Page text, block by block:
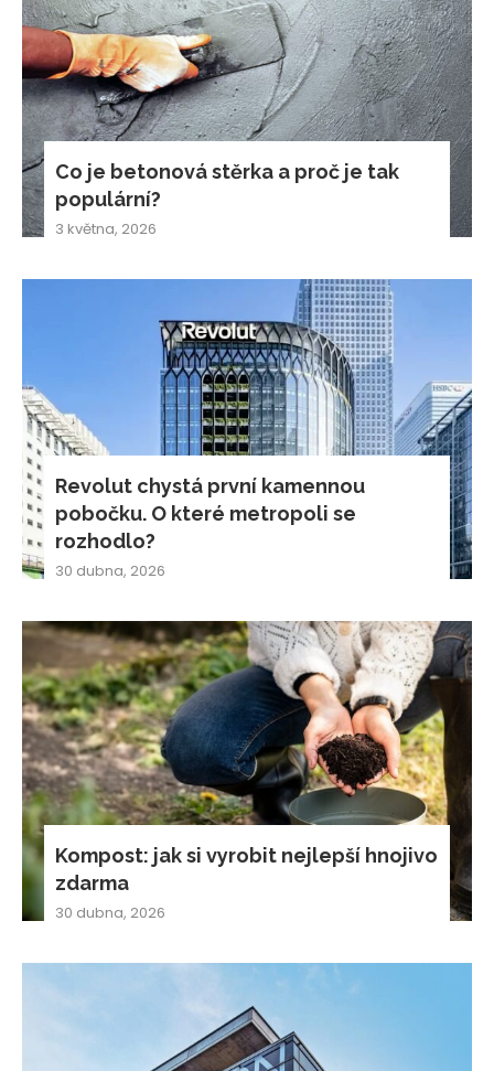
Co je betonová stěrka a proč je tak
populární?
3 května, 2026
Revolut chystá první kamennou
pobočku. O které metropoli se
rozhodlo?
30 dubna, 2026
Kompost: jak si vyrobit nejlepší hnojivo
zdarma
30 dubna, 2026